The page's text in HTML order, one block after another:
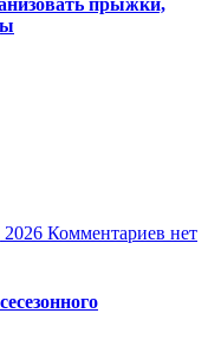
прыжки,
Комментариев нет